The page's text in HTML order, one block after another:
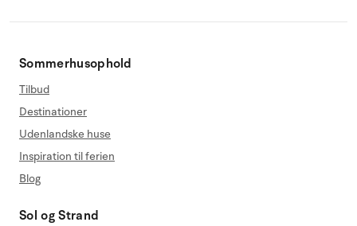
Sommerhusophold
Tilbud
Destinationer
Udenlandske huse
Inspiration til ferien
Blog
Sol og Strand